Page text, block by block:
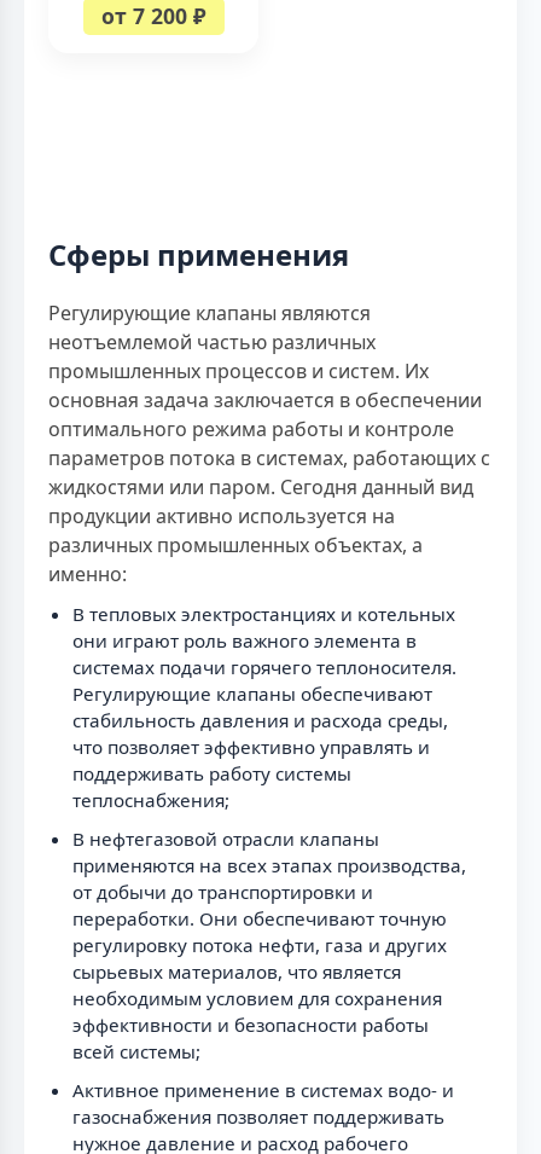
от 7 200 ₽
Сферы применения
Регулирующие клапаны являются
неотъемлемой частью различных
промышленных процессов и систем. Их
основная задача заключается в обеспечении
оптимального режима работы и контроле
параметров потока в системах, работающих с
жидкостями или паром. Сегодня данный вид
продукции активно используется на
различных промышленных объектах, а
именно:
В тепловых электростанциях и котельных
они играют роль важного элемента в
системах подачи горячего теплоносителя.
Регулирующие клапаны обеспечивают
стабильность давления и расхода среды,
что позволяет эффективно управлять и
поддерживать работу системы
теплоснабжения;
В нефтегазовой отрасли клапаны
применяются на всех этапах производства,
от добычи до транспортировки и
переработки. Они обеспечивают точную
регулировку потока нефти, газа и других
сырьевых материалов, что является
необходимым условием для сохранения
эффективности и безопасности работы
всей системы;
Активное применение в системах водо- и
газоснабжения позволяет поддерживать
нужное давление и расход рабочего